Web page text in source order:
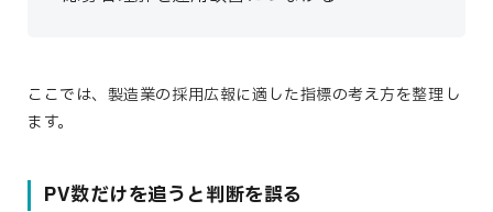
ここでは、製造業の採用広報に適した指標の考え方を整理し
ます。
PV数だけを追うと判断を誤る